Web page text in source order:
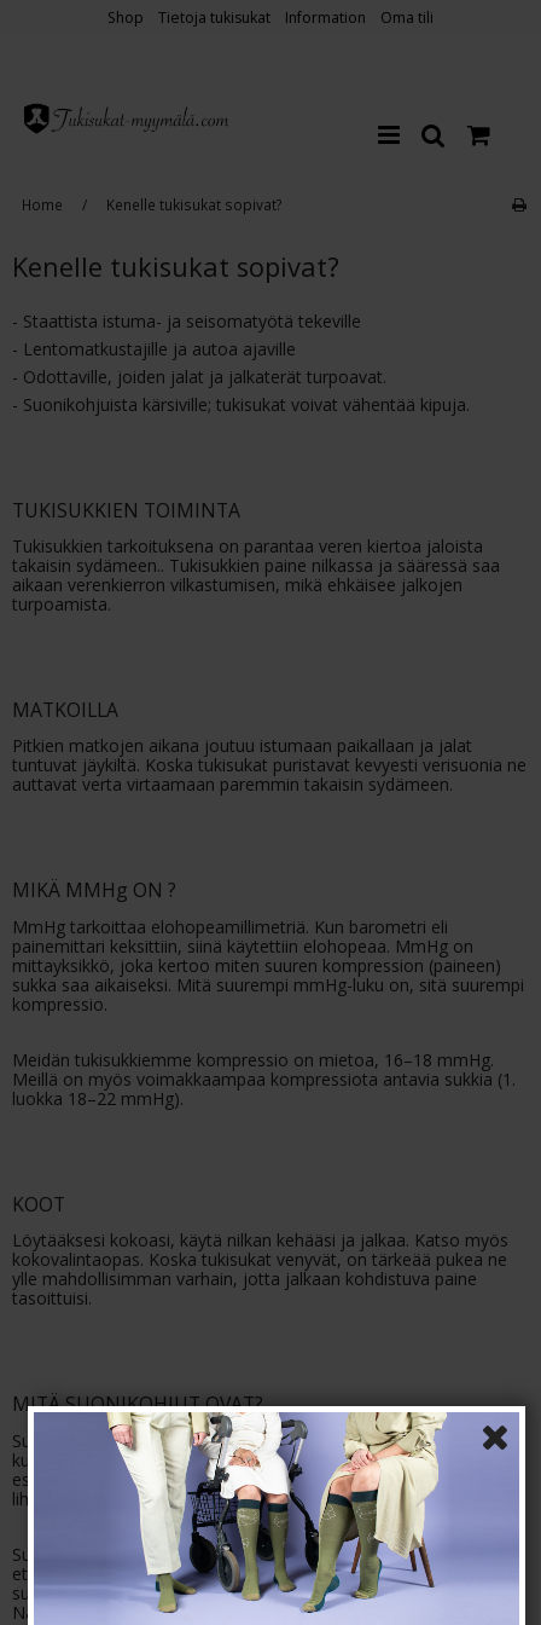
Shop Tietoja tukisukat Information Oma tili
Home / Kenelle tukisukat sopivat?
Kenelle tukisukat sopivat?
- Staattista istuma- ja seisomatyötä tekeville
- Lentomatkustajille ja autoa ajaville
- Odottaville, joiden jalat ja jalkaterät turpoavat.
- Suonikohjuista kärsiville; tukisukat voivat vähentää kipuja.
TUKISUKKIEN TOIMINTA
Tukisukkien tarkoituksena on parantaa veren kiertoa jaloista
takaisin sydämeen.. Tukisukkien paine nilkassa ja sääressä saa
aikaan verenkierron vilkastumisen, mikä ehkäisee jalkojen
turpoamista.
MATKOILLA
Pitkien matkojen aikana joutuu istumaan paikallaan ja jalat
tuntuvat jäykiltä. Koska tukisukat puristavat kevyesti verisuonia ne
auttavat verta virtaamaan paremmin takaisin sydämeen.
MIKÄ MMHg ON ?
MmHg tarkoittaa elohopeamillimetriä. Kun barometri eli
painemittari keksittiin, siinä käytettiin elohopeaa. MmHg on
mittayksikkö, joka kertoo miten suuren kompression (paineen)
sukka saa aikaiseksi. Mitä suurempi mmHg-luku on, sitä suurempi
kompressio.
Meidän tukisukkiemme kompressio on mietoa, 16–18 mmHg.
Meillä on myös voimakkaampaa kompressiota antavia sukkia (1.
luokka 18–22 mmHg).
KOOT
Löytääksesi kokoasi, käytä nilkan kehääsi ja jalkaa. Katso myös
kokovalintaopas. Koska tukisukat venyvät, on tärkeää pukea ne
ylle mahdollisimman varhain, jotta jalkaan kohdistuva paine
tasoittuisi.
MITÄ SUONIKOHJUT OVAT?
Suonikohjut ovat laskimovaurioita. Laskimoiden tehtävä on
kuljettaa verta takaisin sydämeen. Laskimoissa on läppiä, jotka
estävät veren kulun väärään suuntaan, kun liikkuessa jalan
lihakset lisäävät laskimon verenpainetta.
Suonikohjuja syntyy, jos laskimoverenpaine kohoaa niin paljon,
että laskimo laajenee. Jos sidekudos on hyvin elastista, voi
suonikohjuja syntyä vaikka laskimoverenpaine olisi normaali.
Näissä tapauksissa suonikohjut johtuvat vuotavista